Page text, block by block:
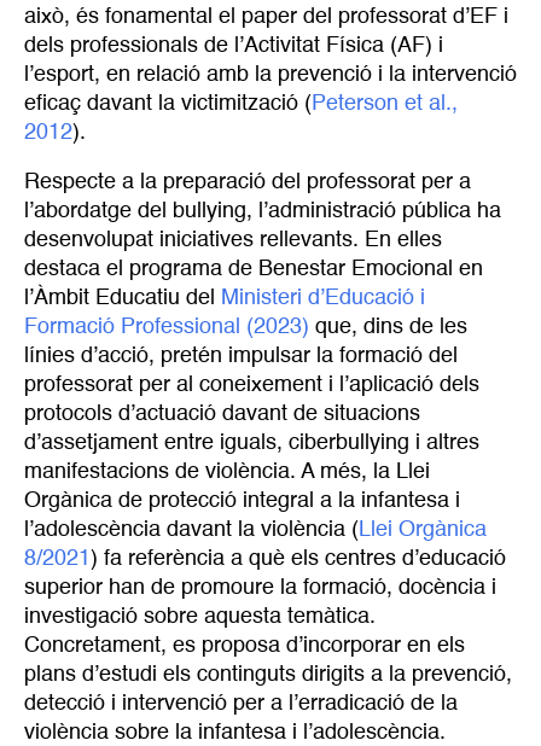
això, és fonamental el paper del professorat d’EF i
dels professionals de l’Activitat Física (AF) i
l’esport, en relació amb la prevenció i la intervenció
eficaç davant la victimització ( Peterson et al.,
2012).
Respecte a la preparació del professorat per a
l’abordatge del bullying, l’administració pública ha
desenvolupat iniciatives rellevants. En elles
destaca el programa de Benestar Emocional en
l’Àmbit Educatiu del
Ministeri d’Educació i
Formació Professional (2023) que, dins de les
línies d’acció, pretén impulsar la formació del
professorat per al coneixement i l’aplicació dels
protocols d’actuació davant de situacions
d’assetjament entre iguals, ciberbullying i altres
manifestacions de violència. A més, la Llei
Orgànica de protecció integral a la infantesa i
l’adolescència davant la violència ( Llei Orgànica
8/2021 ) fa referència a què els centres d’educació
superior han de promoure la formació, docència i
investigació sobre aquesta temàtica.
Concretament, es proposa d’incorporar en els
plans d’estudi els continguts dirigits a la prevenció,
detecció i intervenció per a l’erradicació de la
violència sobre la infantesa i l’adolescència.